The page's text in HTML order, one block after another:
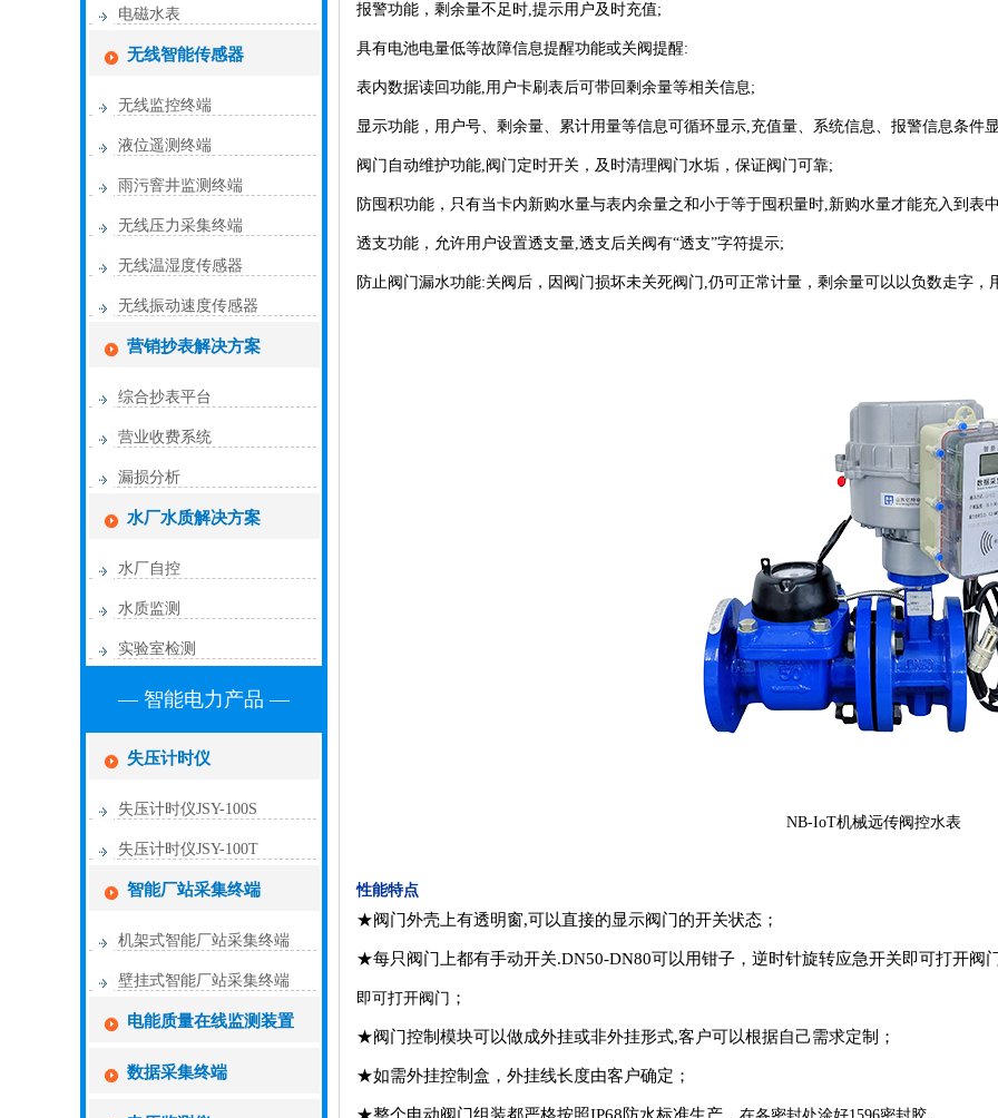
电磁水表
无线智能传感器
无线监控终端
液位遥测终端
雨污窨井监测终端
无线压力采集终端
无线温湿度传感器
无线振动速度传感器
营销抄表解决方案
综合抄表平台
营业收费系统
漏损分析
水厂水质解决方案
水厂自控
水质监测
实验室检测
— 智能电力产品 —
失压计时仪
失压计时仪JSY-100S
失压计时仪JSY-100T
智能厂站采集终端
机架式智能厂站采集终端
壁挂式智能厂站采集终端
电能质量在线监测装置
数据采集终端
报警功能，剩余量不足时,提示用户及时充值;
具有电池电量低等故障信息提醒功能或关阀提醒:
表内数据读回功能,用户卡刷表后可带回剩余量等相关信息;
显示功能，用户号、剩余量、累计用量等信息可循环显示,充值量、系统信息、报警信息条件
阀门自动维护功能,阀门定时开关，及时清理阀门水垢，保证阀门可靠;
防囤积功能，只有当卡内新购水量与表内余量之和小于等于囤积量时,新购水量才能充入到表
透支功能，允许用户设置透支量,透支后关阀有“透支”字符提示;
防止阀门漏水功能:关阀后，因阀门损坏未关死阀门,仍可正常计量，剩余量可以以负数走字
NB-IoT机械远传阀控水表
性能特点
★阀门外壳上有透明窗,可以直接的显示阀门的开关状态；
★每只阀门上都有手动开关.DN50-DN80可以用钳子，逆时针旋转应急开关即可打开阀
即可打开阀门 ；
★阀门控制模块可以做成外挂或非外挂形式,客户可以根据自己需求定制；
★如需外挂控制盒，外挂线长度由客户确定；